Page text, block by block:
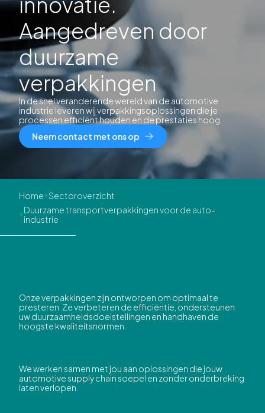
Aangedreven door
duurzame
verpakkingen
In de snel veranderende wereld van de automotive
industrie leveren wij verpakkingsoplossingen die je
processen efficiënt houden en de prestaties hoog.
Neem contact met ons op
Home Sectoroverzicht
Duurzame transportverpakkingen voor de auto-
industrie
Onze verpakkingen zijn ontworpen om optimaal te
presteren. Ze verbeteren de efficiëntie, ondersteunen
uw duurzaamheidsdoelstellingen en handhaven de
hoogste kwaliteitsnormen.
We werken samen met jou aan oplossingen die jouw
automotive supply chain soepel en zonder onderbreking
laten verlopen.